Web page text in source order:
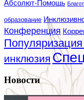
Абсолют-Помощь
образование
Конференция
инклюзия
Новости